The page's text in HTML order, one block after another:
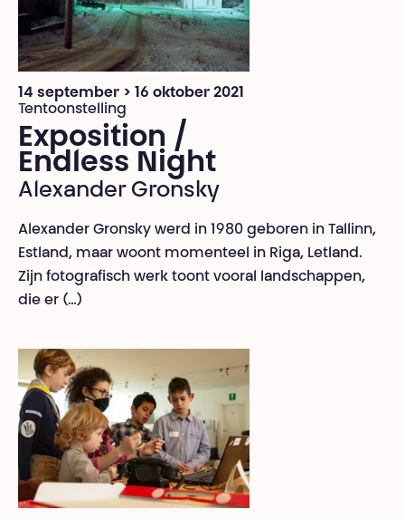
14 september > 16 oktober 2021
Tentoonstelling
Exposition /
Endless Night
Alexander Gronsky
Alexander Gronsky werd in 1980 geboren in Tallinn,
Estland, maar woont momenteel in Riga, Letland.
Zijn fotografisch werk toont vooral landschappen,
die er (…)